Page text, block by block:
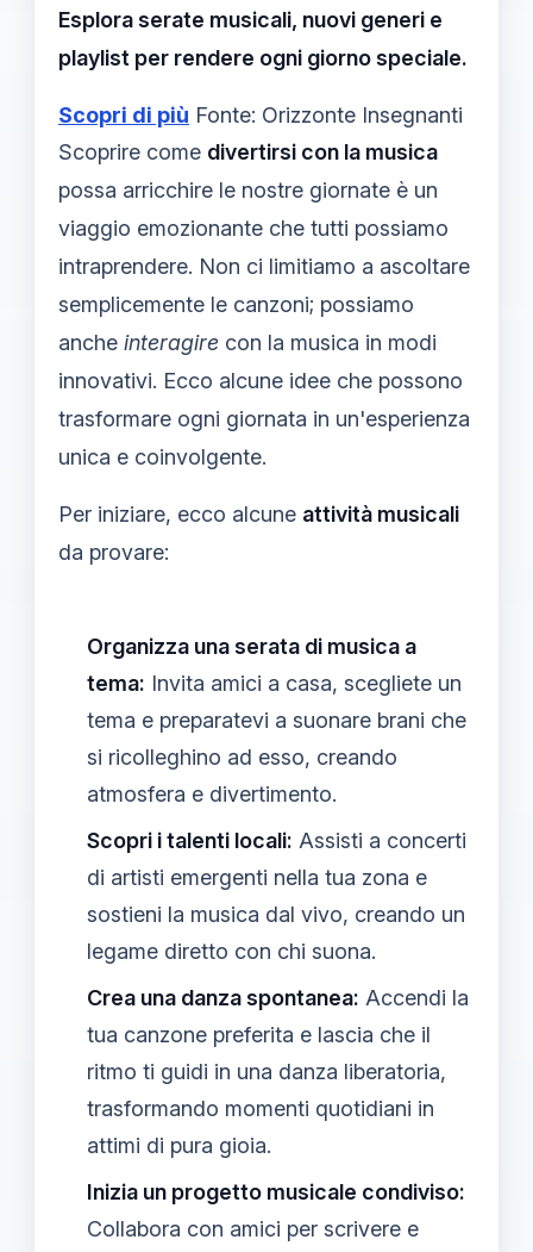
Esplora serate musicali, nuovi generi e
playlist per rendere ogni giorno speciale.
Scopri di più Fonte: Orizzonte Insegnanti
Scoprire come divertirsi con la musica
possa arricchire le nostre giornate è un
viaggio emozionante che tutti possiamo
intraprendere. Non ci limitiamo a ascoltare
semplicemente le canzoni; possiamo
anche interagire con la musica in modi
innovativi. Ecco alcune idee che possono
trasformare ogni giornata in un'esperienza
unica e coinvolgente.
Per iniziare, ecco alcune attività musicali
da provare:
Organizza una serata di musica a
tema: Invita amici a casa, scegliete un
tema e preparatevi a suonare brani che
si ricolleghino ad esso, creando
atmosfera e divertimento.
Scopri i talenti locali: Assisti a concerti
di artisti emergenti nella tua zona e
sostieni la musica dal vivo, creando un
legame diretto con chi suona.
Crea una danza spontanea: Accendi la
tua canzone preferita e lascia che il
ritmo ti guidi in una danza liberatoria,
trasformando momenti quotidiani in
attimi di pura gioia.
Inizia un progetto musicale condiviso:
Collabora con amici per scrivere e